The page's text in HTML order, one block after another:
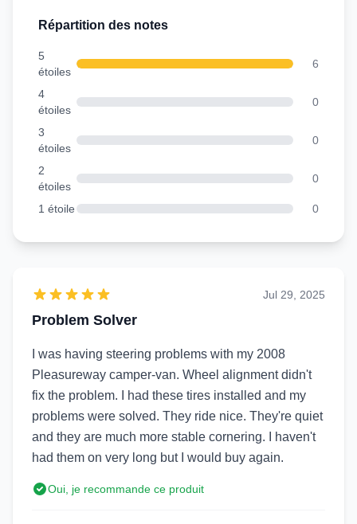
Répartition des notes
5
étoiles
6
4
étoiles
0
3
étoiles
0
2
étoiles
0
1 étoile 0
Problem Solver
Jul 29, 2025
I was having steering problems with my 2008
Pleasureway camper-van. Wheel alignment didn't
fix the problem. I had these tires installed and my
problems were solved. They ride nice. They're quiet
and they are much more stable cornering. I haven't
had them on very long but I would buy again.
Oui, je recommande ce produit